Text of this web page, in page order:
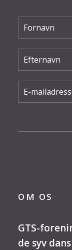
OM OS
GTS-
de syv